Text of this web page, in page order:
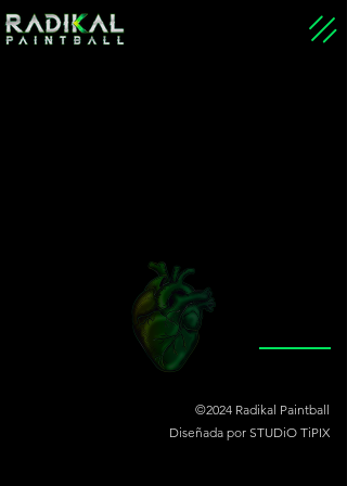
©2024 Radikal Paintball
Diseñada por STUDiO TiPIX